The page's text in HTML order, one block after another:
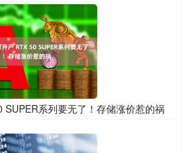
SUPER系列要无了！存储涨价惹的祸